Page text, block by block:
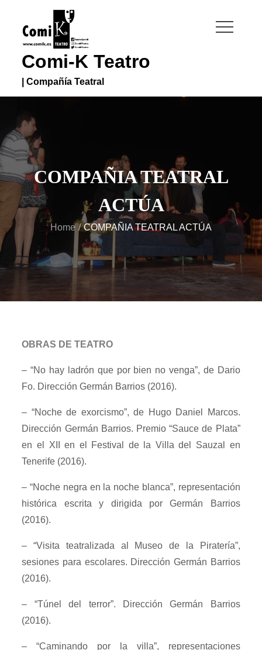
content
Comi-K Teatro
| Compañía Teatral
COMPAÑIA TEATRAL
ACTÚA
Home COMPAÑIA TEATRAL ACTÚA
OBRAS DE TEATRO
– “No hay ladrón que por bien no venga”, de Dario
Fo. Dirección Germán Barrios (2016).
– “Noche de exorcismo”, de Hugo Daniel Marcos.
Dirección Germán Barrios. Premio “Sauce de Plata”
en el XII en el Festival de la Villa del Sauzal en
Tenerife (2016).
– “Noche negra en la noche blanca”, representación
histórica escrita y dirigida por Germán Barrios
(2016).
– “Visita teatralizada al Museo de la Piratería”,
sesiones para escolares. Dirección Germán Barrios
(2016).
– “Túnel del terror”. Dirección Germán Barrios
(2016).
– “Caminando por la villa”, representaciones